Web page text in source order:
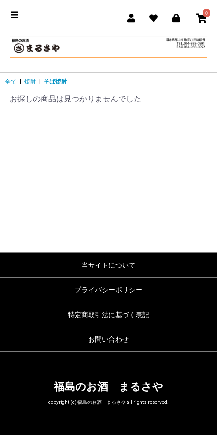
0
全て 焼酎 そば焼酎
お探しの商品は見つかりませんでした
当サイトについて
プライバシーポリシー
特定商取引法に基づく表記
お問い合わせ
福島のお酒 まるさや
copyright (c) 福島のお酒 まるさや all rights reserved.